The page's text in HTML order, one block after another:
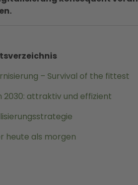
– Survival of the fittest
2030: attraktiv und effizient
heute als morgen